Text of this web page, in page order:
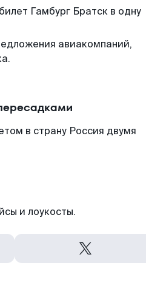
Гамбург Братск в одну
авиакомпаний,
в страну Россия двумя
и лоукосты.